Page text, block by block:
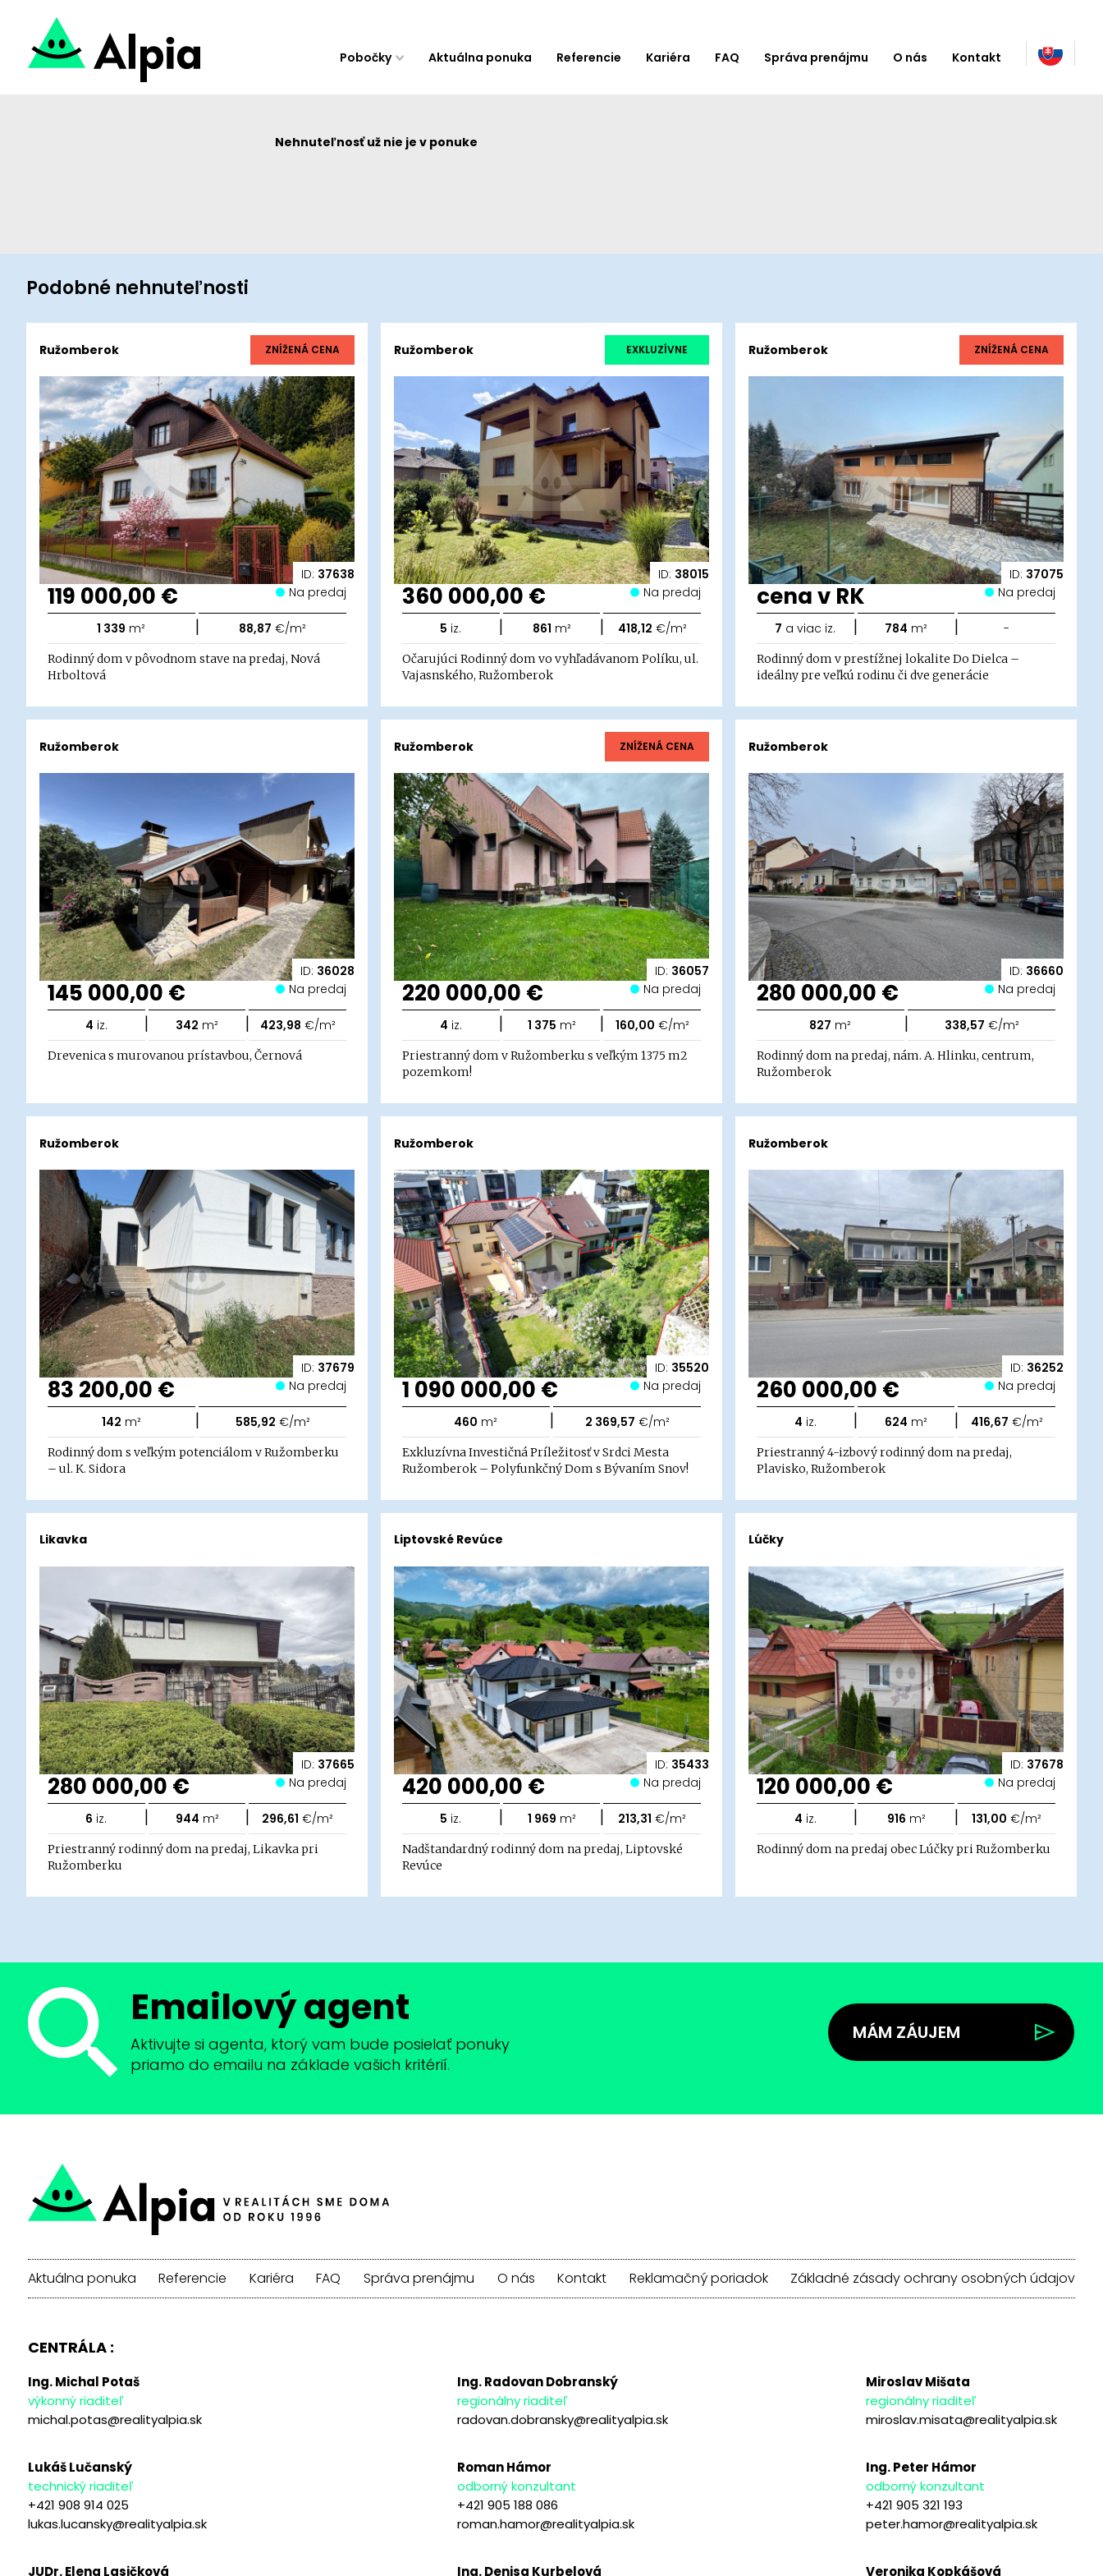
Pobočky Aktuálna ponuka Referencie Kariéra FAQ Správa prenájmu O nás Kontakt
Nehnuteľnosť už nie je v ponuke
Podobné nehnuteľnosti
ID: 37638
Ružomberok ZNÍŽENÁ CENA
119 000,00 € Na predaj
1 339 m² | 88,87 €/m²
Rodinný dom v pôvodnom stave na predaj, Nová
Hrboltová
ID: 38015
Ružomberok EXKLUZÍVNE
360 000,00 € Na predaj
5 iz. | 861 m² | 418,12 €/m²
Očarujúci Rodinný dom vo vyhľadávanom Políku, ul.
Vajasnského, Ružomberok
ID: 37075
Ružomberok ZNÍŽENÁ CENA
cena v RK Na predaj
7 a viac iz. | 784 m² | -
Rodinný dom v prestížnej lokalite Do Dielca –
ideálny pre veľkú rodinu či dve generácie
ID: 36028
Ružomberok
145 000,00 € Na predaj
4 iz. | 342 m² | 423,98 €/m²
Drevenica s murovanou prístavbou, Černová
ID: 36057
Ružomberok ZNÍŽENÁ CENA
220 000,00 € Na predaj
4 iz. | 1 375 m² | 160,00 €/m²
Priestranný dom v Ružomberku s veľkým 1375 m2
pozemkom!
ID: 36660
Ružomberok
280 000,00 € Na predaj
827 m² | 338,57 €/m²
Rodinný dom na predaj, nám. A. Hlinku, centrum,
Ružomberok
ID: 37679
Ružomberok
83 200,00 € Na predaj
142 m² | 585,92 €/m²
Rodinný dom s veľkým potenciálom v Ružomberku
– ul. K. Sidora
ID: 35520
Ružomberok
1 090 000,00 € Na predaj
460 m² | 2 369,57 €/m²
Exkluzívna Investičná Príležitosť v Srdci Mesta
Ružomberok – Polyfunkčný Dom s Bývaním Snov!
ID: 36252
Ružomberok
260 000,00 € Na predaj
4 iz. | 624 m² | 416,67 €/m²
Priestranný 4-izbový rodinný dom na predaj,
Plavisko, Ružomberok
ID: 37665
Likavka
280 000,00 € Na predaj
6 iz. | 944 m² | 296,61 €/m²
Priestranný rodinný dom na predaj, Likavka pri
Ružomberku
ID: 35433
Liptovské Revúce
420 000,00 € Na predaj
5 iz. | 1 969 m² | 213,31 €/m²
Nadštandardný rodinný dom na predaj, Liptovské
Revúce
ID: 37678
Lúčky
120 000,00 € Na predaj
4 iz. | 916 m² | 131,00 €/m²
Rodinný dom na predaj obec Lúčky pri Ružomberku
Emailový agent
Aktivujte si agenta, ktorý vam bude posielať ponuky
priamo do emailu na základe vašich kritérií.
MÁM ZÁUJEM
Aktuálna ponuka Referencie Kariéra FAQ Správa prenájmu O nás Kontakt Reklamačný poriadok Základné zásady ochrany osobných údajov
CENTRÁLA :
Ing. Michal Potaš
výkonný riaditeľ
michal.potas@realityalpia.sk
Ing. Radovan Dobranský
regionálny riaditeľ
radovan.dobransky@realityalpia.sk
Miroslav Mišata
regionálny riaditeľ
miroslav.misata@realityalpia.sk
Lukáš Lučanský
technický riaditeľ
+421 908 914 025
lukas.lucansky@realityalpia.sk
Roman Hámor
odborný konzultant
+421 905 188 086
roman.hamor@realityalpia.sk
Ing. Peter Hámor
odborný konzultant
+421 905 321 193
peter.hamor@realityalpia.sk
JUDr. Elena Lasičková Ing. Denisa Kurbelová Veronika Kopkášová